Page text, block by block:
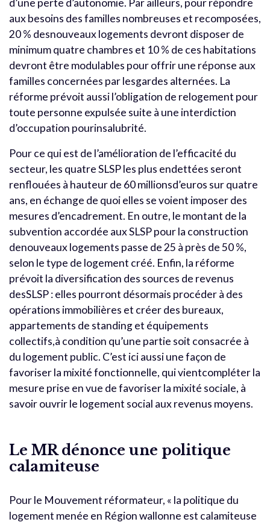
aux besoins des familles nombreuses et recomposées,
20 % desnouveaux logements devront disposer de
minimum quatre chambres et 10 % de ces habitations
devront être modulables pour offrir une réponse aux
familles concernées par lesgardes alternées. La
réforme prévoit aussi l’obligation de relogement pour
toute personne expulsée suite à une interdiction
d’occupation pourinsalubrité.
Pour ce qui est de l’amélioration de l’efficacité du
secteur, les quatre SLSP les plus endettées seront
renflouées à hauteur de 60 millionsd’euros sur quatre
ans, en échange de quoi elles se voient imposer des
mesures d’encadrement. En outre, le montant de la
subvention accordée aux SLSP pour la construction
denouveaux logements passe de 25 à près de 50 %,
selon le type de logement créé. Enfin, la réforme
prévoit la diversification des sources de revenus
desSLSP : elles pourront désormais procéder à des
opérations immobilières et créer des bureaux,
appartements de standing et équipements
collectifs,à condition qu’une partie soit consacrée à
du logement public. C’est ici aussi une façon de
favoriser la mixité fonctionnelle, qui vientcompléter la
mesure prise en vue de favoriser la mixité sociale, à
savoir ouvrir le logement social aux revenus moyens.
Le MR dénonce une politique
calamiteuse
Pour le Mouvement réformateur, « la politique du
logement menée en Région wallonne est calamiteuse